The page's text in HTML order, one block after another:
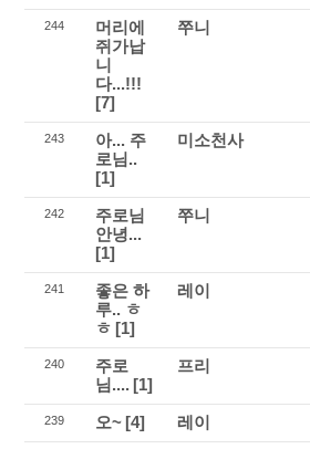
244
머리에
쥐가납
니
다...!!!
[7]
쭈니
243
아... 주
로님..
[1]
미소천사
242
주로님
안녕...
[1]
쭈니
241
좋은 하
루.. ㅎ
ㅎ [1]
레이
240
주로
님.... [1]
프리
239 오~ [4] 레이